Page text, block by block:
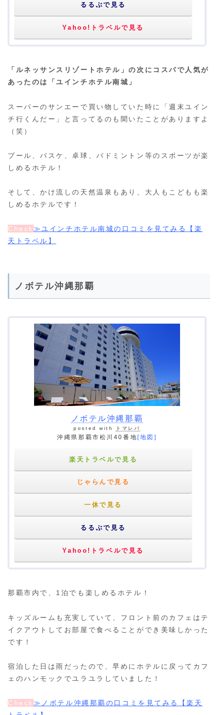
るるぶで見る
Yahoo!トラベルで見る
「ルネッサンスリゾートホテル」の次にコスパで人気が
あったのは「ユインチホテル南城」
スーパーのサンエーで買い物していた時に「週末ユイン
チ行くんだー」と言ってるのも聞いたことがありますよ
（笑）
プール、バスケ、卓球、バドミントン等のスポーツが楽
しめるホテル！
そして、かけ流しの天然温泉もあり、大人もこどもも楽
しめるホテルです！
Check ≫ユインチホテル南城の口コミを見てみる【楽
天トラベル】
ノボテル沖縄那覇
ノボテル沖縄那覇
posted with トマレバ
沖縄県那覇市松川40番地[地図]
楽天トラベルで見る
じゃらんで見る
一休で見る
るるぶで見る
Yahoo!トラベルで見る
那覇市内で、1泊でも楽しめるホテル！
キッズルームも充実していて、フロント前のカフェはテ
イクアウトしてお部屋で食べることができ美味しかった
です！
宿泊した日は雨だったので、早めにホテルに戻ってカフ
ェのハンモックでユラユラしていました！
Check ≫ノボテル沖縄那覇の口コミを見てみる【楽天